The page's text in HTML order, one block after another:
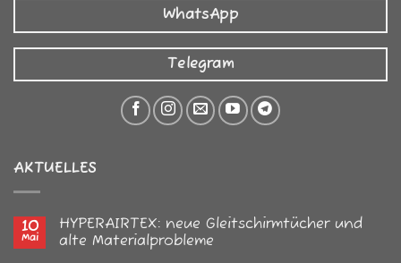
WhatsApp
Telegram
AKTUELLES
10
Mai
HYPERAIRTEX: neue Gleitschirmtücher und
alte Materialprobleme